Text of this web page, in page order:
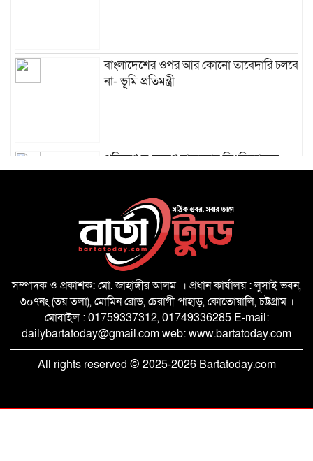
বাংলাদেশের ওপর আর কোনো তাবেদারি চলবে
না- ভূমি প্রতিমন্ত্রী
পরিবেশ সংরক্ষণে বান্দরবান বিশ্ববিদ্যালয়ে
ফলজ-বনজ গাছের চারা বিতরণ
প্রধানমন্ত্রীর বাঁশখালী সফর উপলক্ষে প্রস্তুতি
পরিদর্শনে জেলা প্রশাসক
চট্টগ্রাম প্রেসক্লাবের জুলাই বিপ্লব স্মৃতি ফুটবল
টুর্নামেন্টের পর্দা নামল
সম্পাদক ও প্রকাশক: মো. জাহাঙ্গীর আলম । প্রধান কার্যালয় : লুসাই ভবন,
৩০৭নং (তয় তলা), মোমিন রোড, চেরাগী পাহাড়, কোতোয়ালি, চট্টগ্রাম ।
মোবাইল : 01759337312, 01749336285 E-mail:
dailybartatoday@gmail.com web: www.bartatoday.com
All rights reserved © 2025-2026 Bartatoday.com